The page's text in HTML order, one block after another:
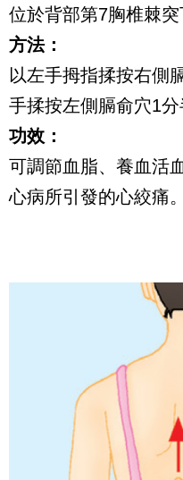
位於背部第7胸椎棘突
方法：
以左手拇指揉按右側
手揉按左側膈俞穴1分
功效：
可調節血脂、養血活
心病所引發的心絞痛。